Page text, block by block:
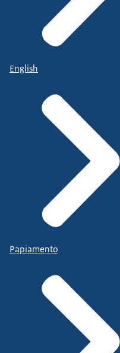
English
Papiamento